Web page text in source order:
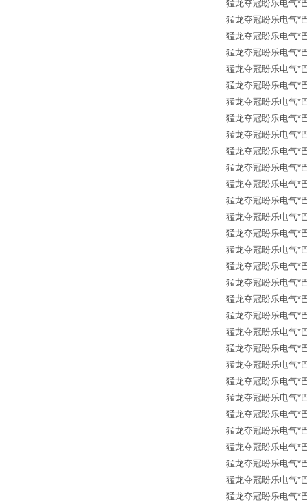
猛龙夺冠盼乐电气*
猛龙夺冠盼乐电气*
猛龙夺冠盼乐电气*
猛龙夺冠盼乐电气*
猛龙夺冠盼乐电气*
猛龙夺冠盼乐电气*
猛龙夺冠盼乐电气*
猛龙夺冠盼乐电气*
猛龙夺冠盼乐电气*
猛龙夺冠盼乐电气*
猛龙夺冠盼乐电气*
猛龙夺冠盼乐电气*
猛龙夺冠盼乐电气*
猛龙夺冠盼乐电气*
猛龙夺冠盼乐电气*
猛龙夺冠盼乐电气*
猛龙夺冠盼乐电气*
猛龙夺冠盼乐电气*
猛龙夺冠盼乐电气*
猛龙夺冠盼乐电气*
猛龙夺冠盼乐电气*
猛龙夺冠盼乐电气*
猛龙夺冠盼乐电气*
猛龙夺冠盼乐电气*
猛龙夺冠盼乐电气*
猛龙夺冠盼乐电气*
猛龙夺冠盼乐电气*
猛龙夺冠盼乐电气*
猛龙夺冠盼乐电气*
猛龙夺冠盼乐电气*
猛龙夺冠盼乐电气*